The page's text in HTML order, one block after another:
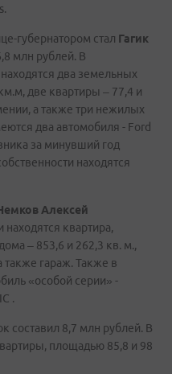
губернатором стал Гагик
млн рублей. В
два земельных
две квартиры – 77,4 и
а также три нежилых
два автомобиля - Ford
за минувший год
находятся
Алексей
находятся квартира,
– 853,6 и 262,3 кв. м.,
также гараж. Также в
«особой серии» -
.
составил 8,7 млн рублей. В
площадью 85,8 и 98